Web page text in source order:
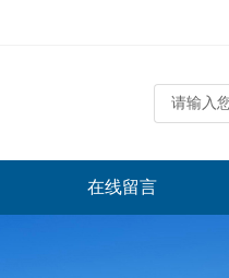
在线留言